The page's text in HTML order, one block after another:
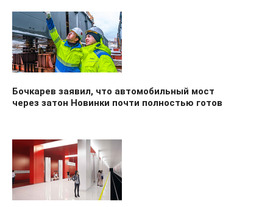
Бочкарев заявил, что автомобильный мост
через затон Новинки почти полностью готов